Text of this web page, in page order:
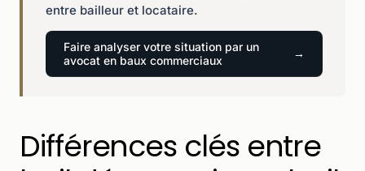
entre bailleur et locataire.
Faire analyser votre situation par un
avocat en baux commerciaux
Différences clés entre